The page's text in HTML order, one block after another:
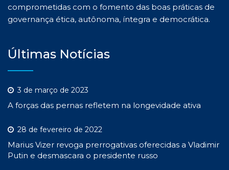
comprometidas com o fomento das boas práticas de
governança ética, autônoma, íntegra e democrática.
Últimas Notícias
3 de março de 2023
A forças das pernas refletem na longevidade ativa
28 de fevereiro de 2022
Marius Vizer revoga prerrogativas oferecidas a Vladimir
Putin e desmascara o presidente russo